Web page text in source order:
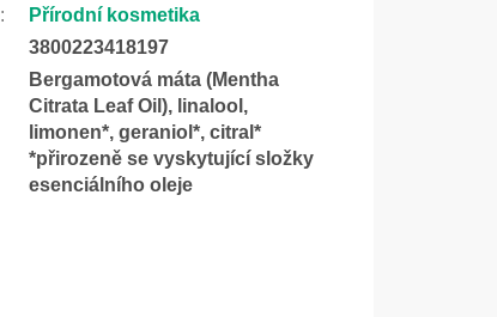
:
Přírodní kosmetika
3800223418197
Bergamotová máta (Mentha
Citrata Leaf Oil), linalool,
limonen*, geraniol*, citral*
*přirozeně se vyskytující složky
esenciálního oleje